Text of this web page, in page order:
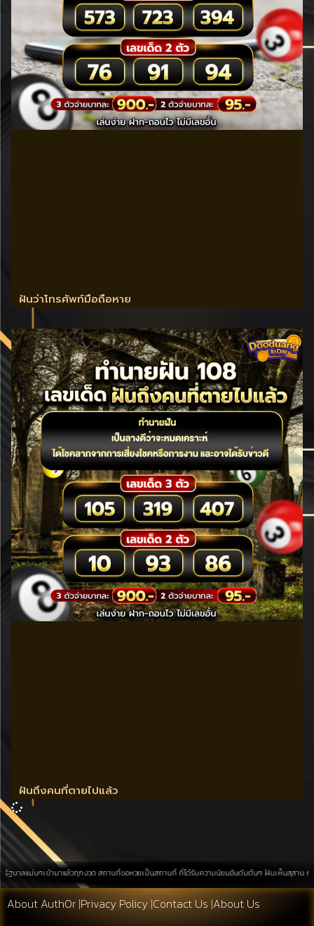
ฝันว่าโทรศัพท์มือถือหาย
ฝันถึงคนที่ตายไปแล้ว
ม่นๆเข้ามาแล้วทุกงวด สถานที่ขอหวยเป็นสถานที่ ที่ได้รับความนิยมอันดับต้นๆ ฝันเห็นสุสาน กา
About Auth0r |Privacy Policy|Contact Us |About Us